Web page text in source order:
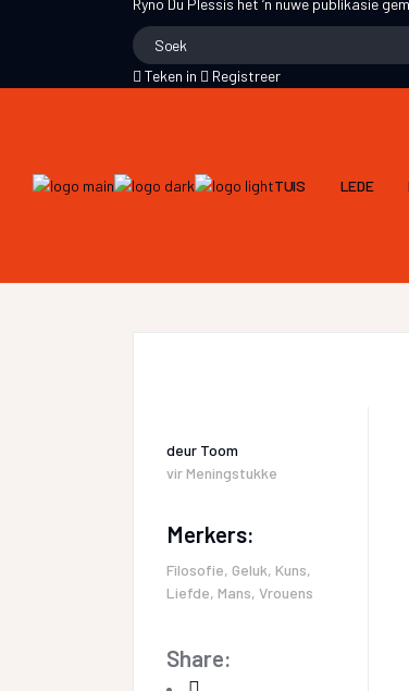
Ryno Du Plessis het ‘n nuwe publikasie
Teken in Registreer
TUIS LEDE
deur Toom
vir Meningstukke
Merkers:
Filosofie, Geluk, Kuns,
Liefde, Mans, Vrouens
Share: